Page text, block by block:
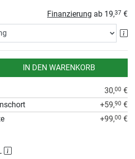
Finanzierung ab 19,37 €
IN DEN WARENKORB
30,00 €
+59,90 €
+99,00 €